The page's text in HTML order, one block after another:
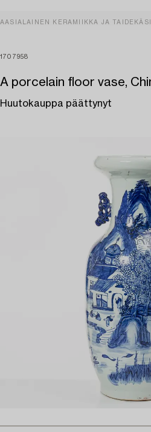
AASIALAINEN KERAMIIKKA JA
1707958
A porcelain floor vase,
Huutokauppa päättynyt